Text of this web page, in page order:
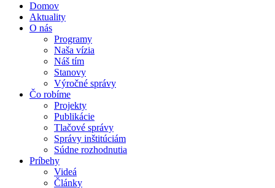
Domov
Aktuality
O nás
Programy
Naša vízia
Náš tím
Stanovy
Výročné správy
Čo robíme
Projekty
Publikácie
Tlačové správy
Správy inštitúciám
Súdne rozhodnutia
Príbehy
Videá
Články